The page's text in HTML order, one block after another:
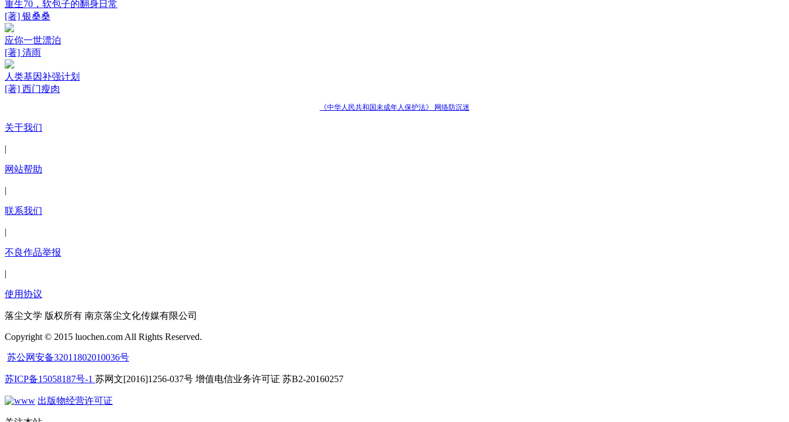
重生70，软包子的翻身日常
[著] 银桑桑
应你一世漂泊
[著] 清雨
人类基因补强计划
[著] 西门瘦肉
《中华人民共和国未成年人保护法》 网络防沉迷
关于我们
|
网站帮助
|
联系我们
|
不良作品举报
|
使用协议
落尘文学 版权所有 南京落尘文化传媒有限公司
Copyright © 2015 luochen.com All Rights Reserved.
苏公网安备32011802010036号
苏ICP备15058187号-1 苏网文[2016]1256-037号 增值电信业务许可证 苏B2-20160257
出版物经营许可证